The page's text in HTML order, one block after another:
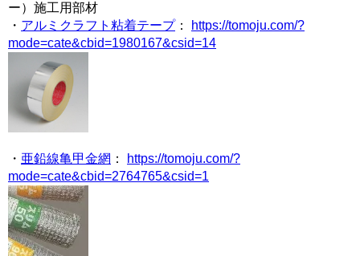
ー）施工用部材
・ アルミクラフト粘着テープ：
https://tomoju.com/?
mode=cate&cbid=1980167&csid=14
・ 亜鉛線亀甲金網 ：
https://tomoju.com/?
mode=cate&cbid=2764765&csid=1